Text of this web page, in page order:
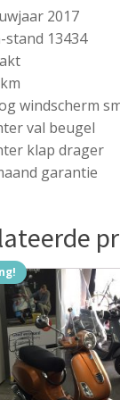
2017
stand 13434
windscherm
val beugel
klap drager
garantie